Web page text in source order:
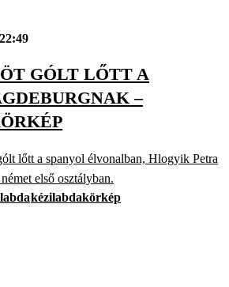
GÓLT LŐTT A
–
lőtt a spanyol élvonalban, Hlogyik Petra
első osztályban.
kézilabdakörkép